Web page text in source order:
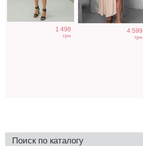
1 498
грн
4 599
грн
Поиск по каталогу